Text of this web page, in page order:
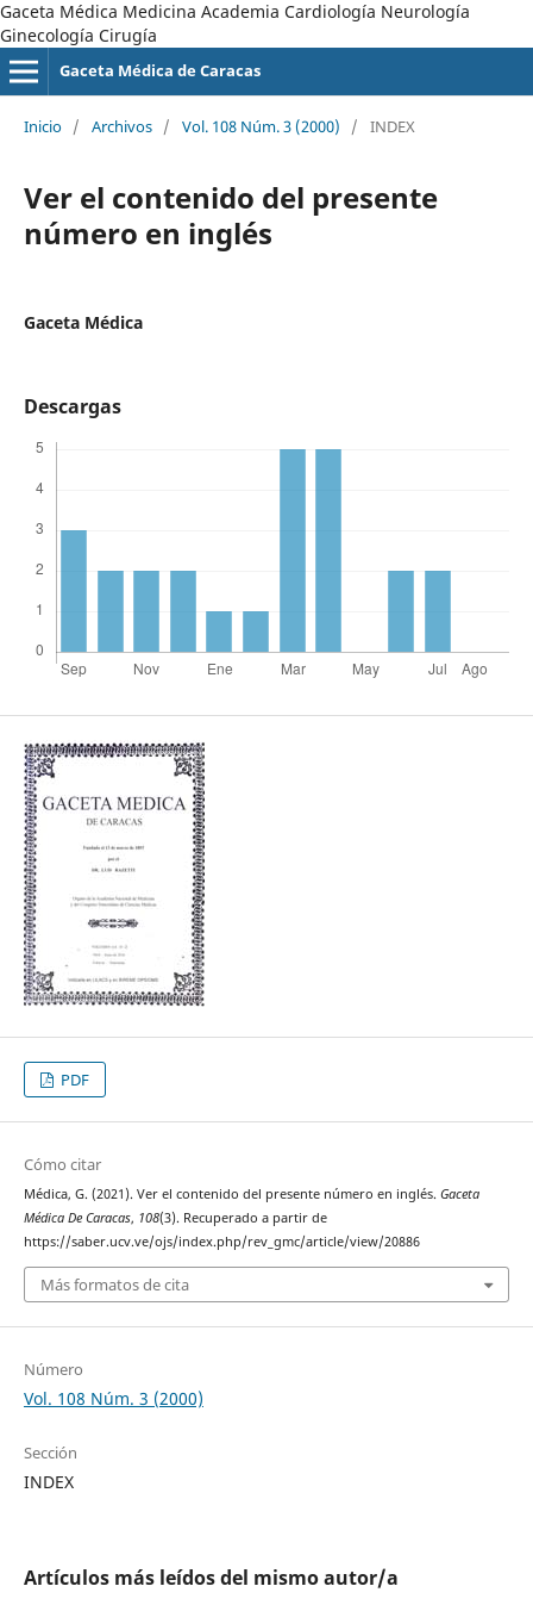
Gaceta Médica Medicina Academia Cardiología Neurología
Ginecología Cirugía
Gaceta Médica de Caracas
Inicio / Archivos / Vol. 108 Núm. 3 (2000) / INDEX
Ver el contenido del presente
número en inglés
Gaceta Médica
Descargas
PDF
Cómo citar
Médica, G. (2021). Ver el contenido del presente número en inglés. Gaceta
Médica De Caracas, 108(3). Recuperado a partir de
https://saber.ucv.ve/ojs/index.php/rev_gmc/article/view/20886
Más formatos de cita
Número
Vol. 108 Núm. 3 (2000)
Sección
INDEX
Artículos más leídos del mismo autor/a